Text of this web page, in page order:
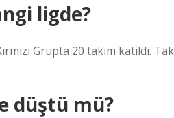
ligde?
Grupta 20 takım katıldı.
düştü mü?